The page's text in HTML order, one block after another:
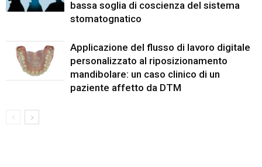
bassa soglia di coscienza del sistema
stomatognatico
Applicazione del flusso di lavoro digitale
personalizzato al riposizionamento
mandibolare: un caso clinico di un
paziente affetto da DTM